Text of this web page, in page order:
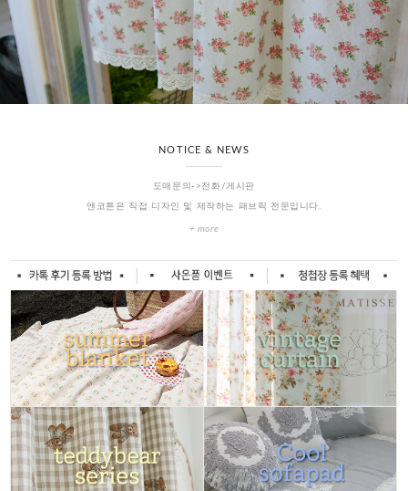
NOTICE & NEWS
도매문의->전화/게시판
앤코튼은 직접 디자인 및 제작하는 패브릭 전문입니다.
+ more